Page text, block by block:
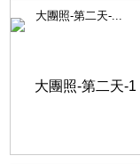
大團照-第二天-...